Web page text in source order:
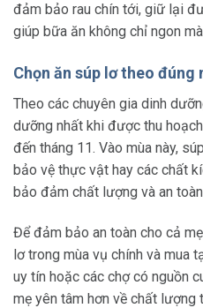
đảm bảo rau chín tới, giữ lại
giúp bữa ăn không chỉ ngon
Chọn ăn súp lơ theo đúng
Theo các chuyên gia dinh
dưỡng nhất khi được thu
đến tháng 11. Vào mùa này,
bảo vệ thực vật hay các chất
bảo đảm chất lượng và an
Để đảm bảo an toàn cho cả
lơ trong mùa vụ chính và mua
uy tín hoặc các chợ có nguồn
mẹ yên tâm hơn về chất